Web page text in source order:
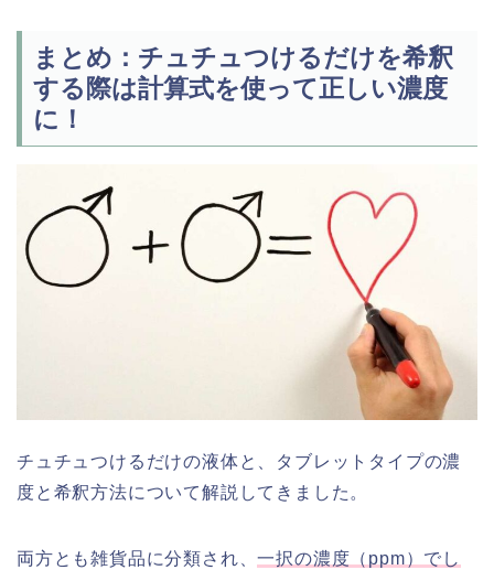
まとめ：チュチュつけるだけを希釈
する際は計算式を使って正しい濃度
に！
チュチュつけるだけの液体と、タブレットタイプの濃
度と希釈方法について解説してきました。
両方とも雑貨品に分類され、一択の濃度（ppm）でし